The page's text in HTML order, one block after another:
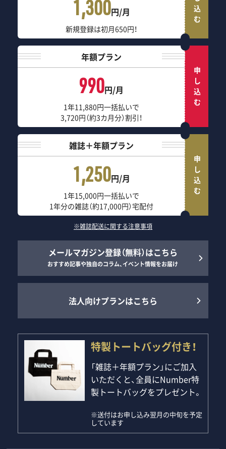
1,300円/月
新規登録は初月650円！
年額プラン
990円/月
1年11,880円一括払いで
3,720円（約3カ月分）割引！
申し込む
雑誌＋年額プラン
1,250円/月
1年15,000円一括払いで
1年分の雑誌（約17,000円）宅配付
申し込む
※雑誌配送に関する注意事項
メールマガジン登録（無料）はこちら
おすすめ記事や独自のコラム、イベント情報をお届け
法人向けプランはこちら
特製トートバッグ付き！
「雑誌＋年額プラン」にご加入
いただくと、全員にNumber特
製トートバッグをプレゼント。
※送付はお申し込み翌月の中旬を予定
しています